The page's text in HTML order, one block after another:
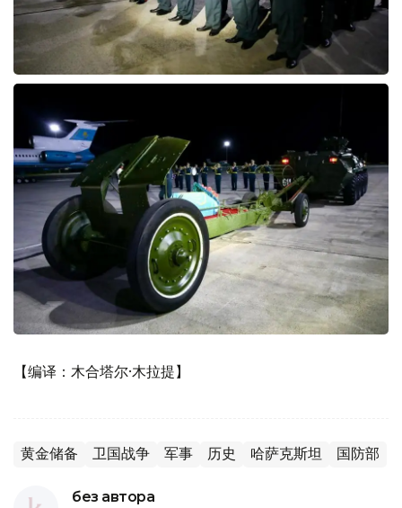
【编译：木合塔尔·木拉提】
黄金储备 卫国战争 军事 历史 哈萨克斯坦 国防部
без автора